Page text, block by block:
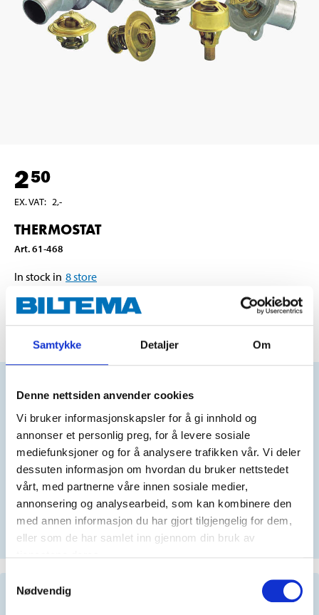
Samtykke Detaljer Om
Denne nettsiden anvender cookies
Vi bruker informasjonskapsler for å gi innhold og
annonser et personlig preg, for å levere sosiale
mediefunksjoner og for å analysere trafikken vår. Vi deler
dessuten informasjon om hvordan du bruker nettstedet
vårt, med partnerne våre innen sosiale medier,
annonsering og analysearbeid, som kan kombinere den
med annen informasjon du har gjort tilgjengelig for dem,
eller som de har samlet inn gjennom din bruk av
Nødvendig
250
EX. VAT: 2,-
THERMOSTAT
Art.61-468
In stock in 8store
ADD TO CART
Does this product fit your vehicle?
N
No registration number?
SELECT CAR MANUALLY
Important information when searching for spare
parts by reg. number and service recommendations.